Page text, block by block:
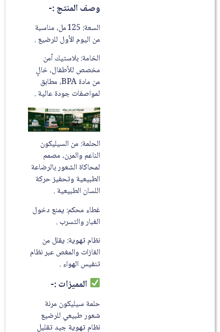
وصف المنتج :-
السعة: 125 مل، مناسبة
من اليوم الأول للرضيع .
الخامة: بلاستيك آمن
مخصص للأطفال، خالٍ
من مادة BPA، مطابق
لمواصفات جودة عالية .
الحلمة: من السيليكون
الناعم والمرن، مصمم
لمحاكاة الشعور بالرضاعة
الطبيعية وتحفيز حركة
اللسان الطبيعية .
غطاء محكم: يمنع دخول
الغبار والتسرب .
نظام تهوية: يقلل من
الغازات والمغص عبر نظام
تنفيس الهواء .
المميزات :-
حلمة سيليكون مرنة
شعور طبيعي للرضيع
نظام تهوية جيد تقليل